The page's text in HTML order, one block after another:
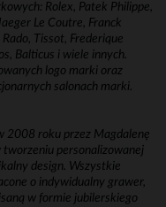
Rolex, Patek Philippe,
Le Coutre, Franck
Tissot, Frederique
Balticus i wiele innych.
logo marki oraz
salonach marki.
2008 roku przez Magdalenę
personalizowanej
design. Wszystkie
o indywidualny grawer,
w formie jubilerskiego